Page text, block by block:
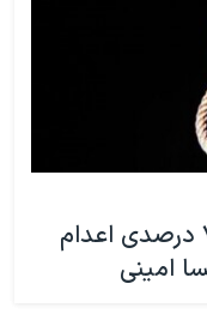
نتایج یک پژوهش: افزایش ۷۵ درصدی اعدام
امینی